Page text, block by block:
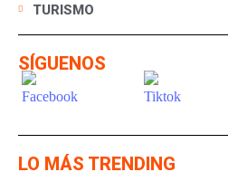
TURISMO
SÍGUENOS
LO MÁS TRENDING